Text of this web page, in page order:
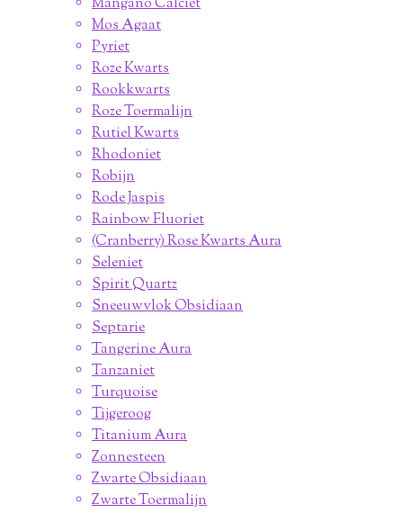
Mangano Calciet
Mos Agaat
Pyriet
Roze Kwarts
Rookkwarts
Roze Toermalijn
Rutiel Kwarts
Rhodoniet
Robijn
Rode Jaspis
Rainbow Fluoriet
(Cranberry) Rose Kwarts Aura
Seleniet
Spirit Quartz
Sneeuwvlok Obsidiaan
Septarie
Tangerine Aura
Tanzaniet
Turquoise
Tijgeroog
Titanium Aura
Zonnesteen
Zwarte Obsidiaan
Zwarte Toermalijn